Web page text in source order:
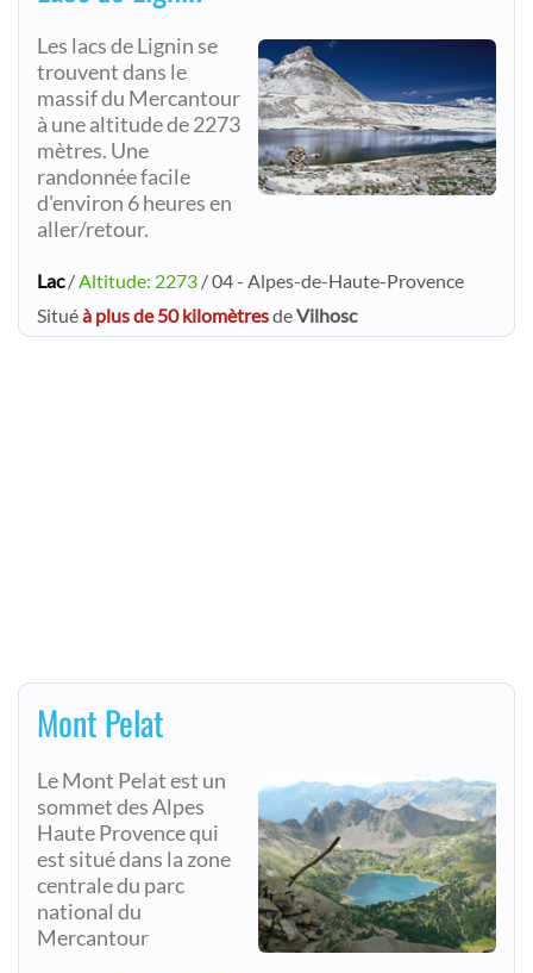
Les lacs de Lignin se
trouvent dans le
massif du Mercantour
à une altitude de 2273
mètres. Une
randonnée facile
d'environ 6 heures en
aller/retour.
Lac/ Altitude: 2273 / 04 - Alpes-de-Haute-Provence
Situéà plus de 50 kilomètresdeVilhosc
Mont Pelat
Le Mont Pelat est un
sommet des Alpes
Haute Provence qui
est situé dans la zone
centrale du parc
national du
Mercantour